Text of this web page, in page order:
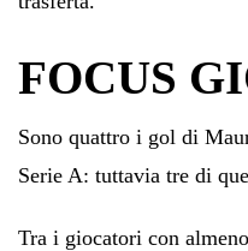
FOCUS
Sono quattro i gol di
Serie A: tuttavia tre di
Tra i giocatori con